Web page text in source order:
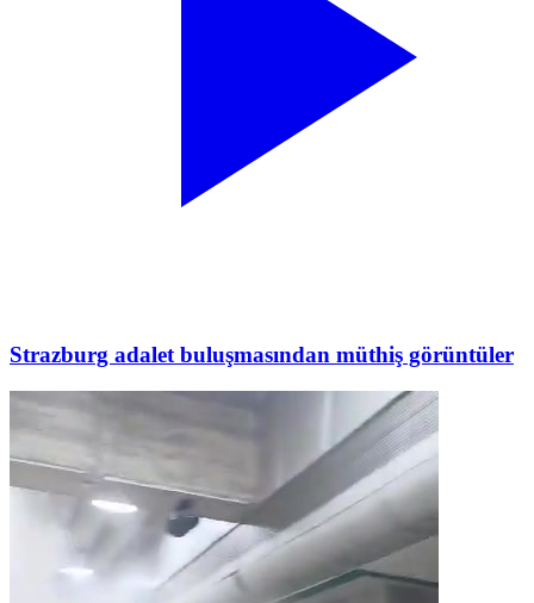
Strazburg adalet buluşmasından müthiş görüntüler